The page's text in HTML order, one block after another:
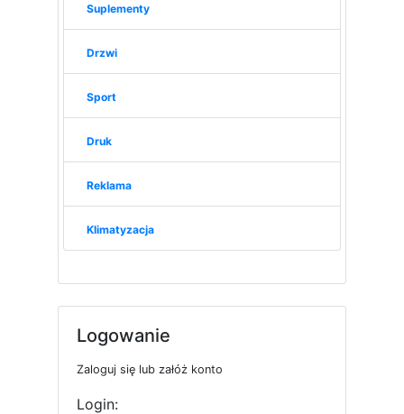
Suplementy
Drzwi
Sport
Druk
Reklama
Klimatyzacja
Logowanie
Zaloguj się lub załóż konto
Login: